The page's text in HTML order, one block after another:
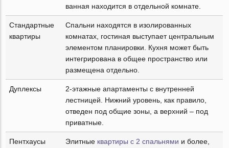
ванная находится в отдельной комнате.
Стандартные
квартиры
Спальни находятся в изолированных
комнатах, гостиная выступает центральным
элементом планировки. Кухня может быть
интегрирована в общее пространство или
размещена отдельно.
Дуплексы
2-этажные апартаменты с внутренней
лестницей. Нижний уровень, как правило,
отведен под общие зоны, а верхний – под
приватные.
Пентхаусы Элитные квартиры с 2 спальнями и более,